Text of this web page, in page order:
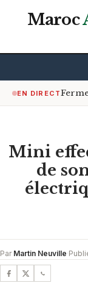
Maroc
EN DIRECT
Mini
de
Par Martin Neuville·